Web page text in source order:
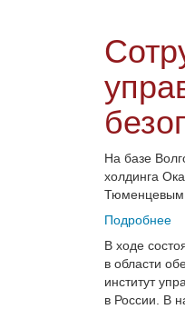
На базе
холдинга
Тюменцевым
Подробнее
В ходе
в области
институт
в России. В